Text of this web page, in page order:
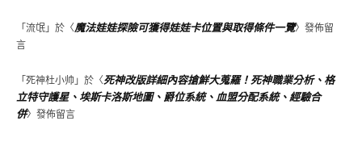
「流氓」於〈魔法娃娃探險可獲得娃娃卡位置與取得條件一覽〉發佈留
言
「死神杜小帅 」於〈死神改版詳細內容搶鮮大蒐羅！死神職業分析、格
立特守護星、埃斯卡洛斯地圖、爵位系統、血盟分配系統、經驗合
併〉發佈留言